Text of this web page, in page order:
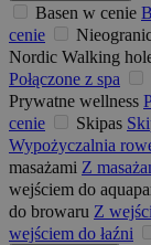
Basen w cenie
cenie
Nordic Walking
Połączone z spa
Prywatne wellness
cenie
Skipas
Wypożyczalnia
masażami Z
wejściem do
do browaru Z
wejściem do łaźni